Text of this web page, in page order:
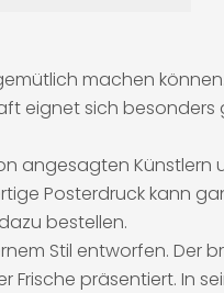
machen
eignet sich
angesagten Künstlern
Posterdruck kann
bestellen.
Stil entworfen. Der
Frische präsentiert. In